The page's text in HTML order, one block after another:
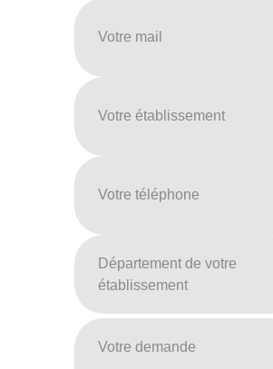
Fini le papier
Mobile !
Profitez d'une solution de
pratique
toujours à
Inclus dans la
Le service télé-
Le service télé-
L'assurance casse